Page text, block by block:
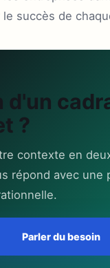
succès de
d'un
?
contexte en
répond avec une
Parler du besoin